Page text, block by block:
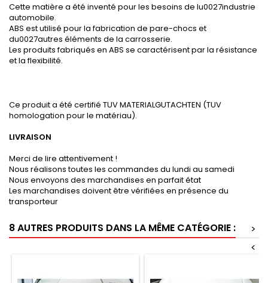
Cette matière a été inventé pour les besoins de lu0027industrie
automobile.
ABS est utilisé pour la fabrication de pare-chocs et
du0027autres éléments de la carrosserie.
Les produits fabriqués en ABS se caractérisent par la résistance
et la flexibilité.
Ce produit a été certifié TUV MATERIALGUTACHTEN (TUV
homologation pour le matériau).
LIVRAISON
Merci de lire attentivement !
Nous réalisons toutes les commandes du lundi au samedi
Nous envoyons des marchandises en parfait état
Les marchandises doivent être vérifiées en présence du
transporteur
8 AUTRES PRODUITS DANS LA MÊME CATÉGORIE :
>
<